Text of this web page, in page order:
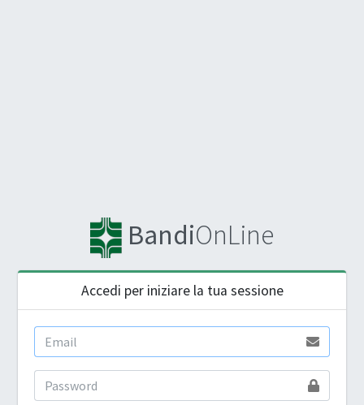
BandiOnLine
Accedi per iniziare la tua sessione